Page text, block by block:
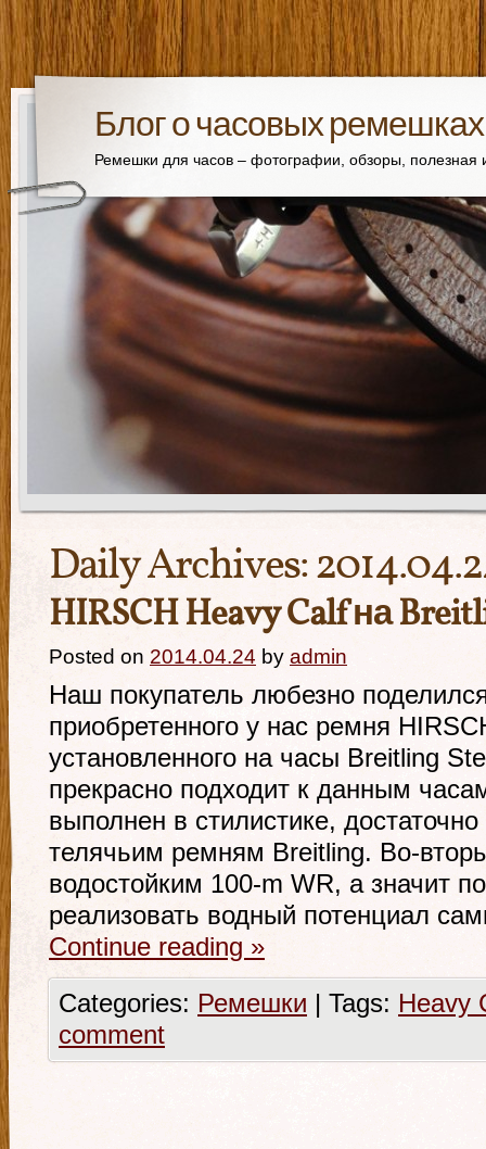
Блог о часовых ремешках
Ремешки для часов – фотографии, обзоры,
Daily Archives:
HIRSCH Heavy Calf на
Posted on 2014.04.24 by admin
Наш покупатель любезно
приобретенного у нас ремня
установленного на часы Breitling
прекрасно подходит к данным
выполнен в стилистике,
телячьим ремням Breitling. Во-
водостойким 100-m WR, а значит
реализовать водный потенциал
Continue reading »
Categories: Ремешки | Tags: Heavy
comment